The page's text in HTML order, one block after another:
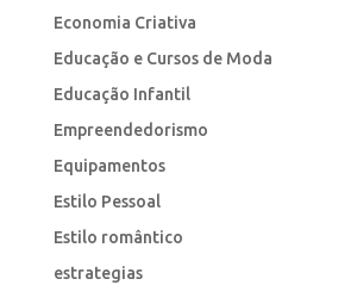
Economia Criativa
Educação e Cursos de Moda
Educação Infantil
Empreendedorismo
Equipamentos
Estilo Pessoal
Estilo romântico
estrategias